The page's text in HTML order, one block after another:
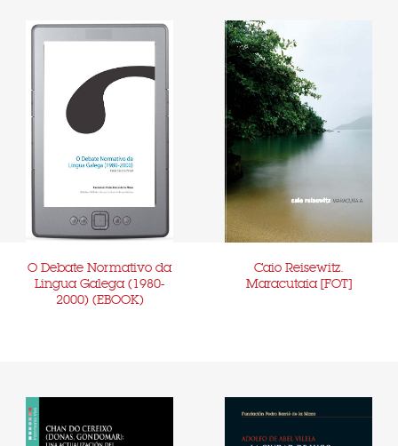
O Debate Normativo da
Lingua Galega (1980-
2000) (EBOOK)
Caio Reisewitz.
Maracutaia [FOT]